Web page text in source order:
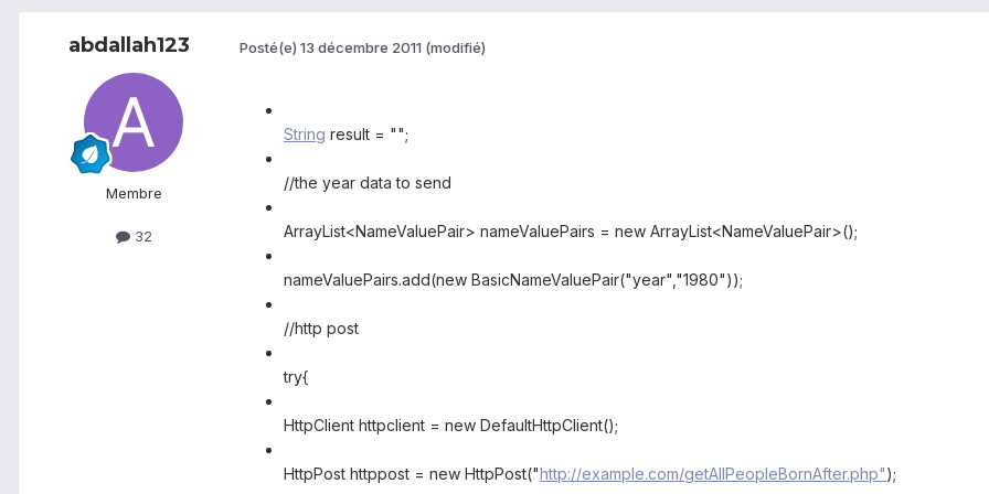
abdallah123
Membre
32
Posté(e) 13 décembre 2011 (modifié)
String result = "";
//the year data to send
ArrayList<NameValuePair> nameValuePairs = new ArrayList<NameValuePair>();
nameValuePairs.add(new BasicNameValuePair("year","1980"));
//http post
try{
HttpClient httpclient = new DefaultHttpClient();
HttpPost httppost = new HttpPost("http://example.com/getAllPeopleBornAfter.php");